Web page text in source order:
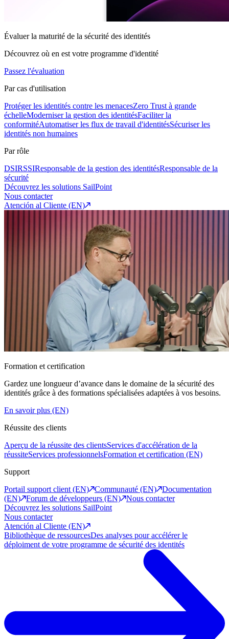
Évaluer la maturité de la sécurité des identités
Découvrez où en est votre programme d'identité
Passez l'évaluation
Par cas d'utilisation
Protéger les identités contre les menacesZero Trust à grande
échelleModerniser la gestion des identitésFaciliter la
conformitéAutomatiser les flux de travail d'identitésSécuriser les
identités non humaines
Par rôle
DSIRSSIResponsable de la gestion des identitésResponsable de la
sécurité
Découvrez les solutions SailPoint
Nous contacter
Atención al Cliente (EN)
Formation et certification
Gardez une longueur d’avance dans le domaine de la sécurité des
identités grâce à des formations spécialisées adaptées à vos besoins.
En savoir plus (EN)
Réussite des clients
Aperçu de la réussite des clientsServices d'accélération de la
réussiteServices professionnelsFormation et certification (EN)
Support
Portail support client (EN)
Communauté (EN)
Documentation
(EN)
Forum de développeurs (EN)
Nous contacter
Découvrez les solutions SailPoint
Nous contacter
Atención al Cliente (EN)
Bibliothèque de ressourcesDes analyses pour accélérer le
déploiment de votre programme de sécurité des identités